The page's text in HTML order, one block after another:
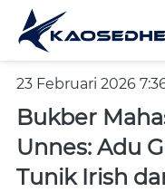
23 Februari 2026
Bukber
Unnes: Adu
Tunik Irish